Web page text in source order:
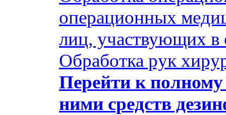
операционных
лиц, участвующих в
Обработка рук
Перейти к
ними средств